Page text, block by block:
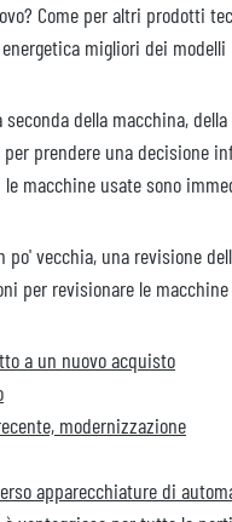
Come per altri prodotti
migliori dei
della macchina,
prendere una decisione
macchine usate sono
vecchia, una revisione
per revisionare le
a un nuovo acquisto
modernizzazione
apparecchiature di